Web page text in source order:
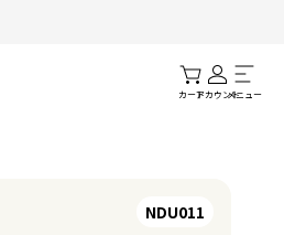
カートアカウントメニュー
NDU011